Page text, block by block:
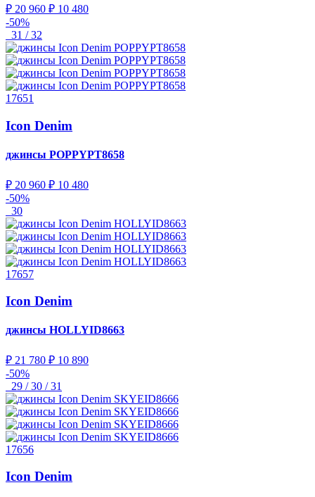
₽ 20 960 ₽ 10 480
-50%
31 / 32
17651
Icon Denim
джинсы POPPYPT8658
₽ 20 960 ₽ 10 480
-50%
30
17657
Icon Denim
джинсы HOLLYID8663
₽ 21 780 ₽ 10 890
-50%
29 / 30 / 31
17656
Icon Denim